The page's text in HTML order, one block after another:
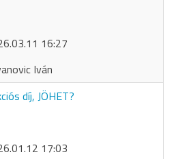
16:27
Iván
díj, JÖHET?
17:03